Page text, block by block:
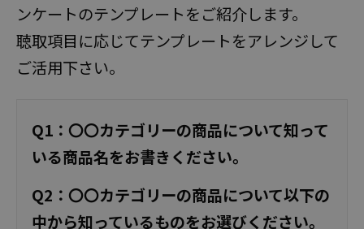
ンケートのテンプレートをご紹介します。
聴取項目に応じてテンプレートをアレンジして
ご活用下さい。
Q1：〇〇カテゴリーの商品について知って
いる商品名をお書きください。
Q2：〇〇カテゴリーの商品について以下の
中から知っているものをお選びください。